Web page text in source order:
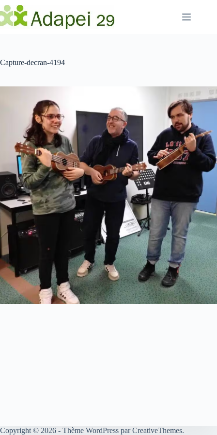
Passer
au
contenu
Capture-decran-4194
Copyright © 2026 - Thème WordPress parCreativeThemes.